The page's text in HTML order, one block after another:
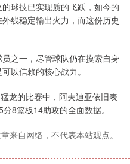
球技已实现质的飞跃，如今的
线稳定输出火力，而这份历史
之一，尽管球队仍在摸索自身
以信赖的核心战力。
龙的比赛中，阿夫迪亚依旧表
8篮板14助攻的全面数据。
来自网络，不代表本站观点。